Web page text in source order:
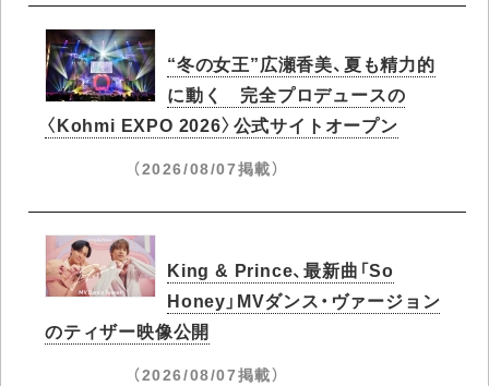
“冬の女王”広瀬香美、夏も精力的
に動く 完全プロデュースの
〈Kohmi EXPO 2026〉公式サイトオープン
（2026/08/07掲載）
King & Prince、最新曲「So
Honey」MVダンス・ヴァージョン
のティザー映像公開
（2026/08/07掲載）